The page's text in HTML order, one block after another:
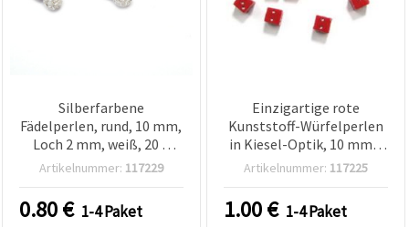
Silberfarbene
Fädelperlen, rund, 10 mm,
Loch 2 mm, weiß, 20 g
(~38 Stk.)
Artikelnummer: 117229
0.80€ 1-4 Paket
Einzigartige rote
Kunststoff-Würfelperlen
in Kiesel-Optik, 10 mm –
50 g (ca. 47 Stück) –
Schmuckherstellung,
Basteln & DIY-Designs
Artikelnummer: 117225
1.00€ 1-4 Paket